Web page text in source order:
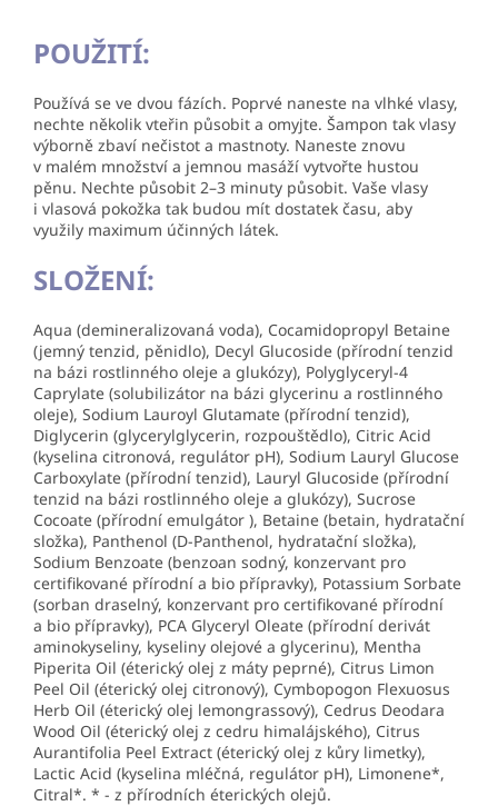
POUŽITÍ:
Používá se ve dvou fázích. Poprvé naneste na vlhké vlasy,
nechte několik vteřin působit a omyjte. Šampon tak vlasy
výborně zbaví nečistot a mastnoty. Naneste znovu
v malém množství a jemnou masáží vytvořte hustou
pěnu. Nechte působit 2–3 minuty působit. Vaše vlasy
i vlasová pokožka tak budou mít dostatek času, aby
využily maximum účinných látek.
SLOŽENÍ:
Aqua (demineralizovaná voda), Cocamidopropyl Betaine
(jemný tenzid, pěnidlo), Decyl Glucoside (přírodní tenzid
na bázi rostlinného oleje a glukózy), Polyglyceryl-4
Caprylate (solubilizátor na bázi glycerinu a rostlinného
oleje), Sodium Lauroyl Glutamate (přírodní tenzid),
Diglycerin (glycerylglycerin, rozpouštědlo), Citric Acid
(kyselina citronová, regulátor pH), Sodium Lauryl Glucose
Carboxylate (přírodní tenzid), Lauryl Glucoside (přírodní
tenzid na bázi rostlinného oleje a glukózy), Sucrose
Cocoate (přírodní emulgátor ), Betaine (betain, hydratační
složka), Panthenol (D-Panthenol, hydratační složka),
Sodium Benzoate (benzoan sodný, konzervant pro
certifikované přírodní a bio přípravky), Potassium Sorbate
(sorban draselný, konzervant pro certifikované přírodní
a bio přípravky), PCA Glyceryl Oleate (přírodní derivát
aminokyseliny, kyseliny olejové a glycerinu), Mentha
Piperita Oil (éterický olej z máty peprné), Citrus Limon
Peel Oil (éterický olej citronový), Cymbopogon Flexuosus
Herb Oil (éterický olej lemongrassový), Cedrus Deodara
Wood Oil (éterický olej z cedru himalájského), Citrus
Aurantifolia Peel Extract (éterický olej z kůry limetky),
Lactic Acid (kyselina mléčná, regulátor pH), Limonene*,
Citral*. * - z přírodních éterických olejů.